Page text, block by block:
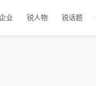
业 锐人物 锐话题